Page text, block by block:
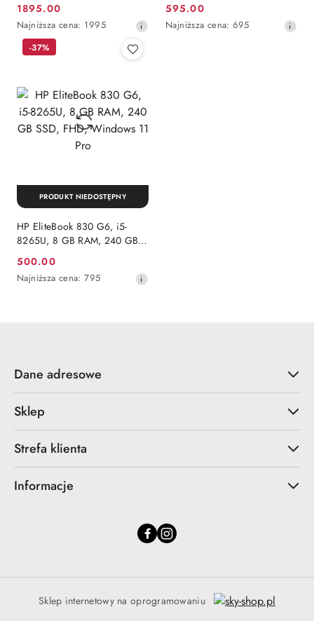
FHD, WINDOWS 11 PRO
Cena
promocyjna:
1895.00
Najniższa
cena
przed
obniżką
Najniższa cena: 1995
WINDOWS 11 HOME
Cena
promocyjna:
595.00
Najniższa
Najniższa cena: 695
HP EliteBook 830 G6, i5-
8265U, 8 GB RAM, 240 GB
Cena
promocyjna:
500.00
Najniższa
Najniższa cena: 795
-37%
PRODUKT NIEDOSTĘPNY
Dane adresowe
Sklep
Strefa klienta
Informacje
Sklep internetowy na oprogramowaniu